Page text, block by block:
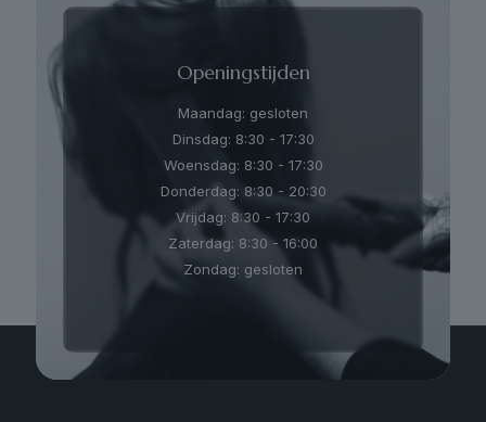
Openingstijden
Maandag: gesloten
Dinsdag: 8:30 - 17:30
Woensdag: 8:30 - 17:30
Donderdag: 8:30 - 20:30
Vrijdag: 8:30 - 17:30
Zaterdag: 8:30 - 16:00
Zondag: gesloten